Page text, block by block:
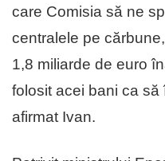
care Comisia să ne
centralele pe
1,8 miliarde de euro
folosit acei bani ca să
afirmat Ivan.